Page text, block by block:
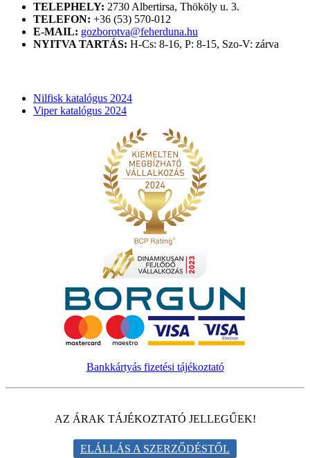
TELEPHELY: 2730 Albertirsa, Thököly u. 3.
TELEFON: +36 (53) 570-012
E-MAIL: gozborotva@feherduna.hu
NYITVA TARTÁS: H-Cs: 8-16, P: 8-15, Szo-V: zárva
Nilfisk katalógus 2024
Viper katalógus 2024
Bankkártyás fizetési tájékoztató
AZ ÁRAK TÁJÉKOZTATÓ JELLEGŰEK!
ELÁLLÁS A SZERZŐDÉSTŐL